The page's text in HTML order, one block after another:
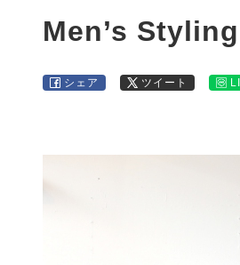
Men’s
シェア ツイート